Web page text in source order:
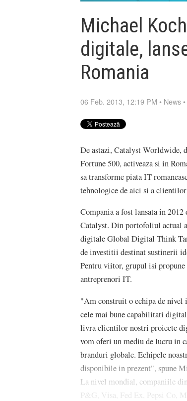
Michael
digitale,
Romania
06 Feb. 2013, 12:19 PM • News •
De astazi, Catalyst Worldwide,
Fortune 500, activeaza si in
sa transforme piata IT
tehnologice de aici si a
Compania a fost lansata in
Catalyst. Din portofoliul actual
digitale Global Digital Think
de investitii destinat sustinerii
Pentru viitor, grupul isi
antreprenori IT.
"Am construit o echipa de nivel
cele mai bune capabilitati
livra clientilor nostri proiecte
vom oferi un mediu de lucru in
branduri globale. Echipele
disponibile in prezent", spune
La nivel mondial, companiile
P&G, Visa, Fed Ex, Pepsi Co,